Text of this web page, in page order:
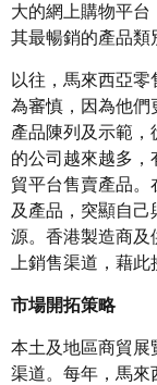
大的網上購物平
其最暢銷的產品類
以往，馬來西亞
為審慎，因為他們
產品陳列及示範
的公司越來越多
貿平台售賣產品
及產品，突顯自
源。香港製造商及
上銷售渠道，藉此
市場開拓策略
本土及地區商貿展
渠道。每年，馬來